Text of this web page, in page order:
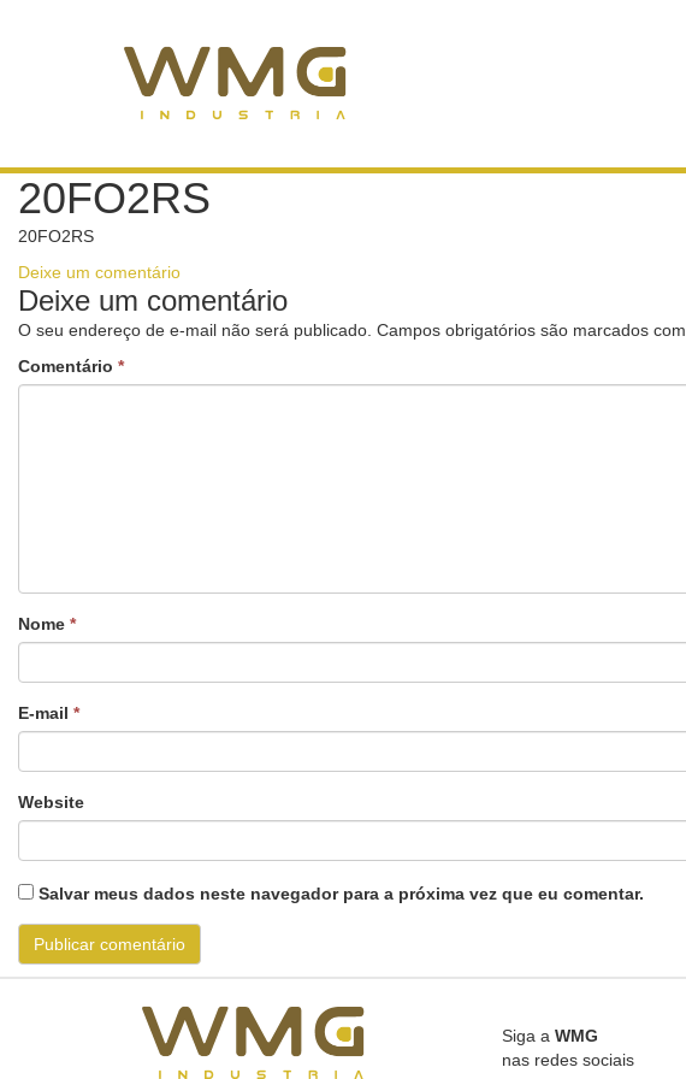
20FO2RS
20FO2RS
Deixe um comentário
Deixe um comentário
O seu endereço de e-mail não será publicado. Campos obrigatórios são marcados com
Comentário *
Nome *
E-mail *
Website
Salvar meus dados neste navegador para a próxima vez que eu comentar.
Siga a WMG
nas redes sociais